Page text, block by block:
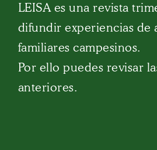
LEISA es una revista
difundir experiencias de
familiares campesinos.
Por ello puedes revisar
anteriores.